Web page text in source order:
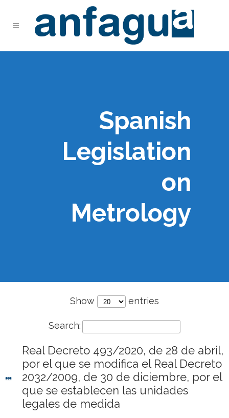
Spanish
Legislation
on
Metrology
Show entries
Search:
Real Decreto 493/2020, de 28 de abril,
por el que se modifica el Real Decreto
2032/2009, de 30 de diciembre, por el
que se establecen las unidades
legales de medida